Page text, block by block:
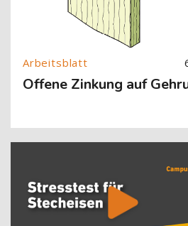
Offene Zinkung auf
[Cocoon] About (Text with Image)